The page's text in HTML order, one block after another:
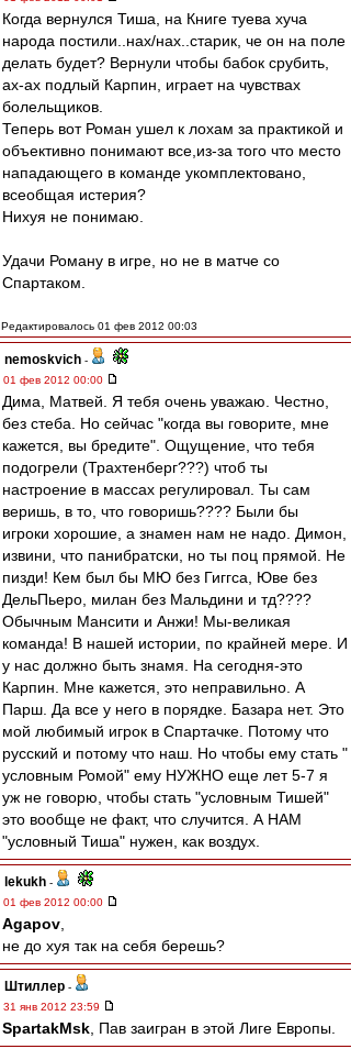
Когда вернулся Тиша, на Книге туева хуча
народа постили..нах/нах..старик, че он на поле
делать будет? Вернули чтобы бабок срубить,
ах-ах подлый Карпин, играет на чувствах
болельщиков.
Теперь вот Роман ушел к лохам за практикой и
объективно понимают все,из-за того что место
нападающего в команде укомплектовано,
всеобщая истерия?
Нихуя не понимаю.
Удачи Роману в игре, но не в матче со
Спартаком.
Редактировалось 01 фев 2012 00:03
nemoskvich -
01 фев 2012 00:00
Дима, Матвей. Я тебя очень уважаю. Честно,
без стеба. Но сейчас "когда вы говорите, мне
кажется, вы бредите". Ощущение, что тебя
подогрели (Трахтенберг???) чтоб ты
настроение в массах регулировал. Ты сам
веришь, в то, что говоришь???? Были бы
игроки хорошие, а знамен нам не надо. Димон,
извини, что панибратски, но ты поц прямой. Не
пизди! Кем был бы МЮ без Гиггса, Юве без
ДельПьеро, милан без Мальдини и тд????
Обычным Мансити и Анжи! Мы-великая
команда! В нашей истории, по крайней мере. И
у нас должно быть знамя. На сегодня-это
Карпин. Мне кажется, это неправильно. А
Парш. Да все у него в порядке. Базара нет. Это
мой любимый игрок в Спартачке. Потому что
русский и потому что наш. Но чтобы ему стать "
условным Ромой" ему НУЖНО еще лет 5-7 я
уж не говорю, чтобы стать "условным Тишей"
это вообще не факт, что случится. А НАМ
"условный Тиша" нужен, как воздух.
lekukh -
01 фев 2012 00:00
Agapov
не до хуя так на себя берешь?
Штиллер -
31 янв 2012 23:59
SpartakMsk , Пав заигран в этой Лиге Европы.